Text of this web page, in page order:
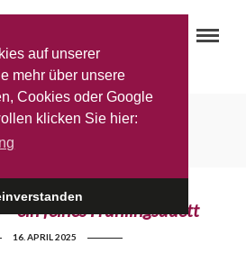
auf unserer
mehr über unsere
Cookies oder Google
klicken Sie hier:
Satz
– ein feines Frühlingsduett
16. APRIL 2025